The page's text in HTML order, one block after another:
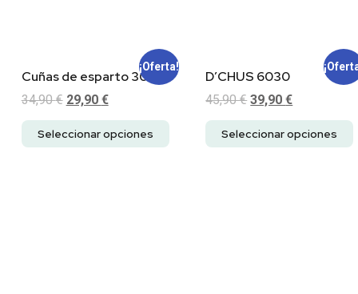
¡Oferta!
Cuñas de esparto 3030
34,90€ 29,90 €
Seleccionar opciones
D’CHUS 6030
45,90€ 39,90€
Seleccionar opciones